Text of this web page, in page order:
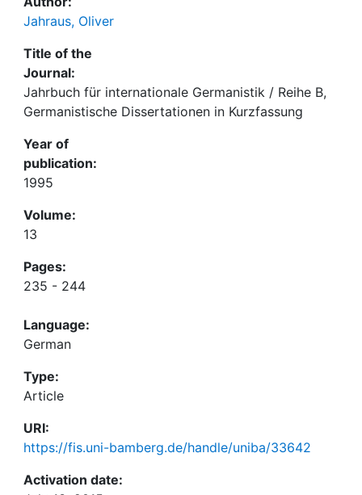
Jahraus, Oliver
Title of the
Journal:
Jahrbuch für internationale Germanistik / Reihe B,
Germanistische Dissertationen in Kurzfassung
Year of
publication:
1995
Volume:
13
Pages:
235 - 244
Language:
German
Type:
Article
URI:
https://fis.uni-bamberg.de/handle/uniba/33642
Activation date: